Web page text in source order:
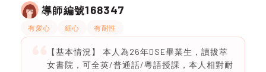
導師編號168347
有愛心 細心 有耐性
【基本情況】 本人為26年DSE畢業生，讀拔萃
女書院，可全英/普通話/粵語授課，本人相對耐